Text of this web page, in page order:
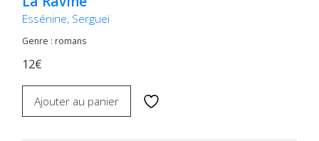
Essénine, Sergueï
Genre : romans
12€
Ajouter au panier